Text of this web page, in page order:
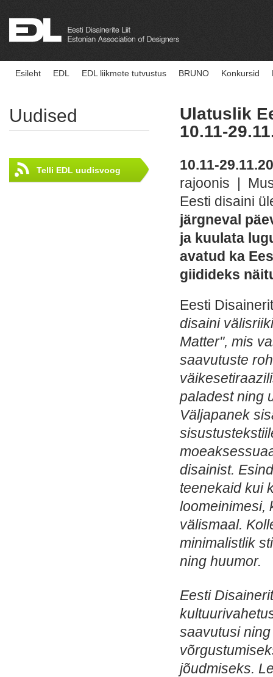
Esileht EDL EDL liikmete tutvustus BRUNO Konkursid
Uudised
Telli EDL uudisvoog
Ulatuslik
10.11-
10.11-
rajoonis |
Eesti disaini
järgneval
ja kuulata
avatud ka
giidideks
Eesti
disaini
Matter", mis
saavutuste
paladest ning
Väljapanek
disainist.
teenekaid kui
loomeinimesi,
välismaal.
minimalistlik
ning huumor.
Eesti
saavutusi
jõudmiseks.